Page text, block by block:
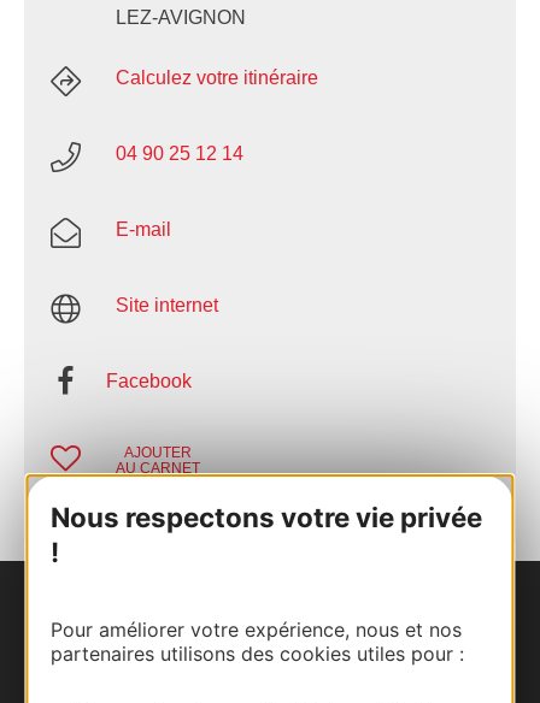
Nous respectons votre vie privée
!
Pour améliorer votre expérience, nous et nos
partenaires utilisons des cookies utiles pour :
LEZ-AVIGNON
Calculez votre itinéraire
04 90 25 12 14
E-mail
Site internet
Facebook
AJOUTER
AU CARNET
Nous contacter